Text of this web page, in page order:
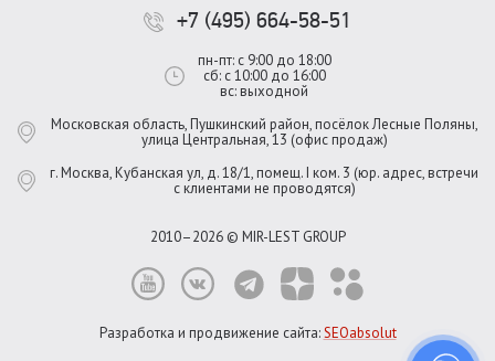
+7 (495) 664-58-51
пн-пт: с 9:00 до 18:00
сб: с 10:00 до 16:00
вс: выходной
Московская область, Пушкинский район, посёлок Лесные Поляны,
улица Центральная, 13 (офис продаж)
г. Москва, Кубанская ул, д. 18/1, помещ. I ком. 3 (юр. адрес, встречи
с клиентами не проводятся)
2010–2026 © MIR-LEST GROUP
Разработка и продвижение сайта:SEOabsolut